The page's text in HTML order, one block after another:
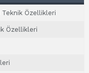
Teknik Özellikleri
Özellikleri